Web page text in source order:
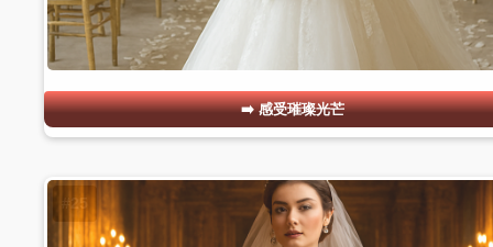
感受璀璨光芒
#25